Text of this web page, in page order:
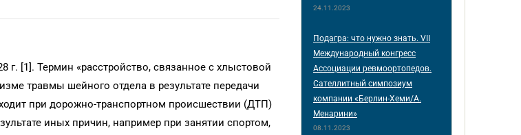
[1]. Термин «расстройство, связанное с хлыстовой
травмы шейного отдела в результате передачи
при дорожно-транспортном происшествии (ДТП)
иных причин, например при занятии спортом,
24.11.2023
Подагра: что нужно знать. VII
Международный конгресс
Ассоциации ревмоортопедов.
Сателлитный симпозиум
компании «Берлин-Хеми/А.
Менарини»
08.11.2023